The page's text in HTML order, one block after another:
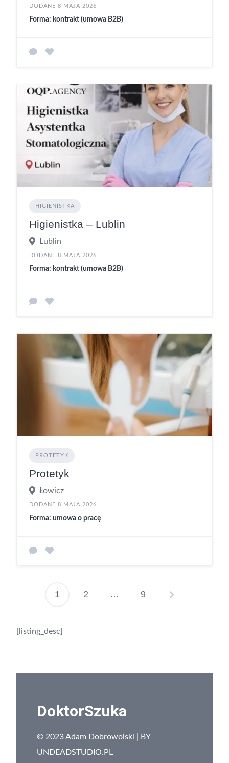
DODANE 8 MAJA 2026
Forma: kontrakt (umowa B2B)
HIGIENISTKA
Higienistka – Lublin
Lublin
DODANE 8 MAJA 2026
Forma: kontrakt (umowa B2B)
PROTETYK
Protetyk
Łowicz
DODANE 8 MAJA 2026
Forma: umowa o pracę
1 2 … 9
[listing_desc]
DoktorSzuka
© 2023 Adam Dobrowolski | BY
UNDEADSTUDIO.PL